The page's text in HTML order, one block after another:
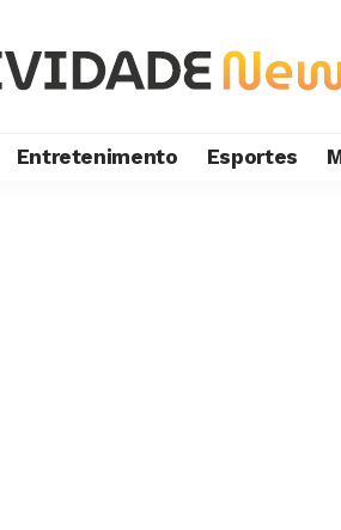
Entretenimento Esportes